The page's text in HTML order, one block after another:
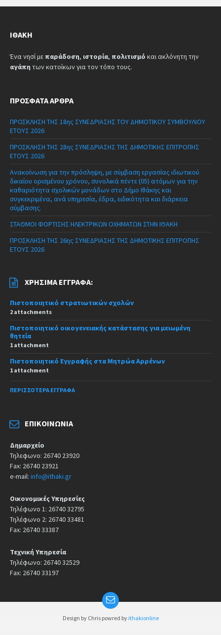
ΙΘΆΚΗ
Ένα νησί με παράδοση, ιστορία, πολιτισμό και ακλόνητη την
αγάπη των κατοίκων για τον τόπο τους.
ΠΡΌΣΦΑΤΑ ΆΡΘΡΑ
ΠΡΟΣΚΛΗΣΗ ΤΗΣ 18ης ΣΥΝΕΔΡΙΑΣΗΣ ΤΟΥ ΔΗΜΟΤΙΚΟΥ ΣΥΜΒΟΥΛΙΟΥ
ΕΤΟΥΣ 2026
ΠΡΟΣΚΛΗΣΗ ΤΗΣ 28ης ΣΥΝΕΔΡΙΑΣΗΣ ΤΗΣ ΔΗΜΟΤΙΚΗΣ ΕΠΙΤΡΟΠΗΣ
ΕΤΟΥΣ 2026
Ανακοίνωση για την πρόσληψη, με σύμβαση εργασίας ιδιωτικού
δικαίου ορισμένου χρόνου, συνολικά πέντε (05) ατόμων για την
καθαριότητα σχολικών μονάδων στο Δήμο Ιθάκης και
συγκεκριμένα, ανά υπηρεσία, έδρα, ειδικότητα και διάρκεια
σύμβασης.
ΣΤΑΘΜΟΙ ΦΟΡΤΙΣΗΣ ΗΛΕΚΤΡΙΚΩΝ ΟΧΗΜΑΤΩΝ ΣΤΗΝ ΙΘΑΚΗ
ΠΡΟΣΚΛΗΣΗ ΤΗΣ 26ης ΣΥΝΕΔΡΙΑΣΗΣ ΤΗΣ ΔΗΜΟΤΙΚΗΣ ΕΠΙΤΡΟΠΗΣ
ΕΤΟΥΣ 2026
ΧΡΉΣΙΜΑ ΈΓΓΡΑΦΑ:
Πιστοποιητικό στρατιωτικών σχολών
2 attachments
Πιστοποιητικό οικογενειακής κατάστασης για μειωμένη
θητεία
1 attachment
Πιστοποιητικό Εγγραφής στα Μητρώα Αρρένων
1 attachment
ΠΕΡΙΣΣΌΤΕΡΑ ΈΓΓΡΑΦΑ
ΕΠΙΚΟΙΝΩΝΊΑ
Δημαρχείο
Τηλεφωνο: 26740 23920
Fax: 26740 23921
e-mail: info@ithaki.gr
Οικονομικές Υπηρεσίες
Τηλέφωνο 1: 26740 32795
Τηλέφωνο 2: 26740 33481
Fax: 26740 33387
Τεχνική Υπηρεσία
Τηλέφωνο: 26740 32529
Fax: 26740 33197
Design by Chris powred by ithakionline